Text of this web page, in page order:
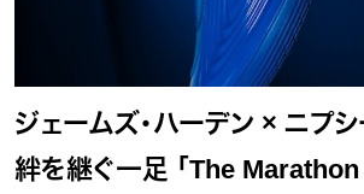
ジェームズ・ハーデン × ニプシ
絆を継ぐ一足 「The